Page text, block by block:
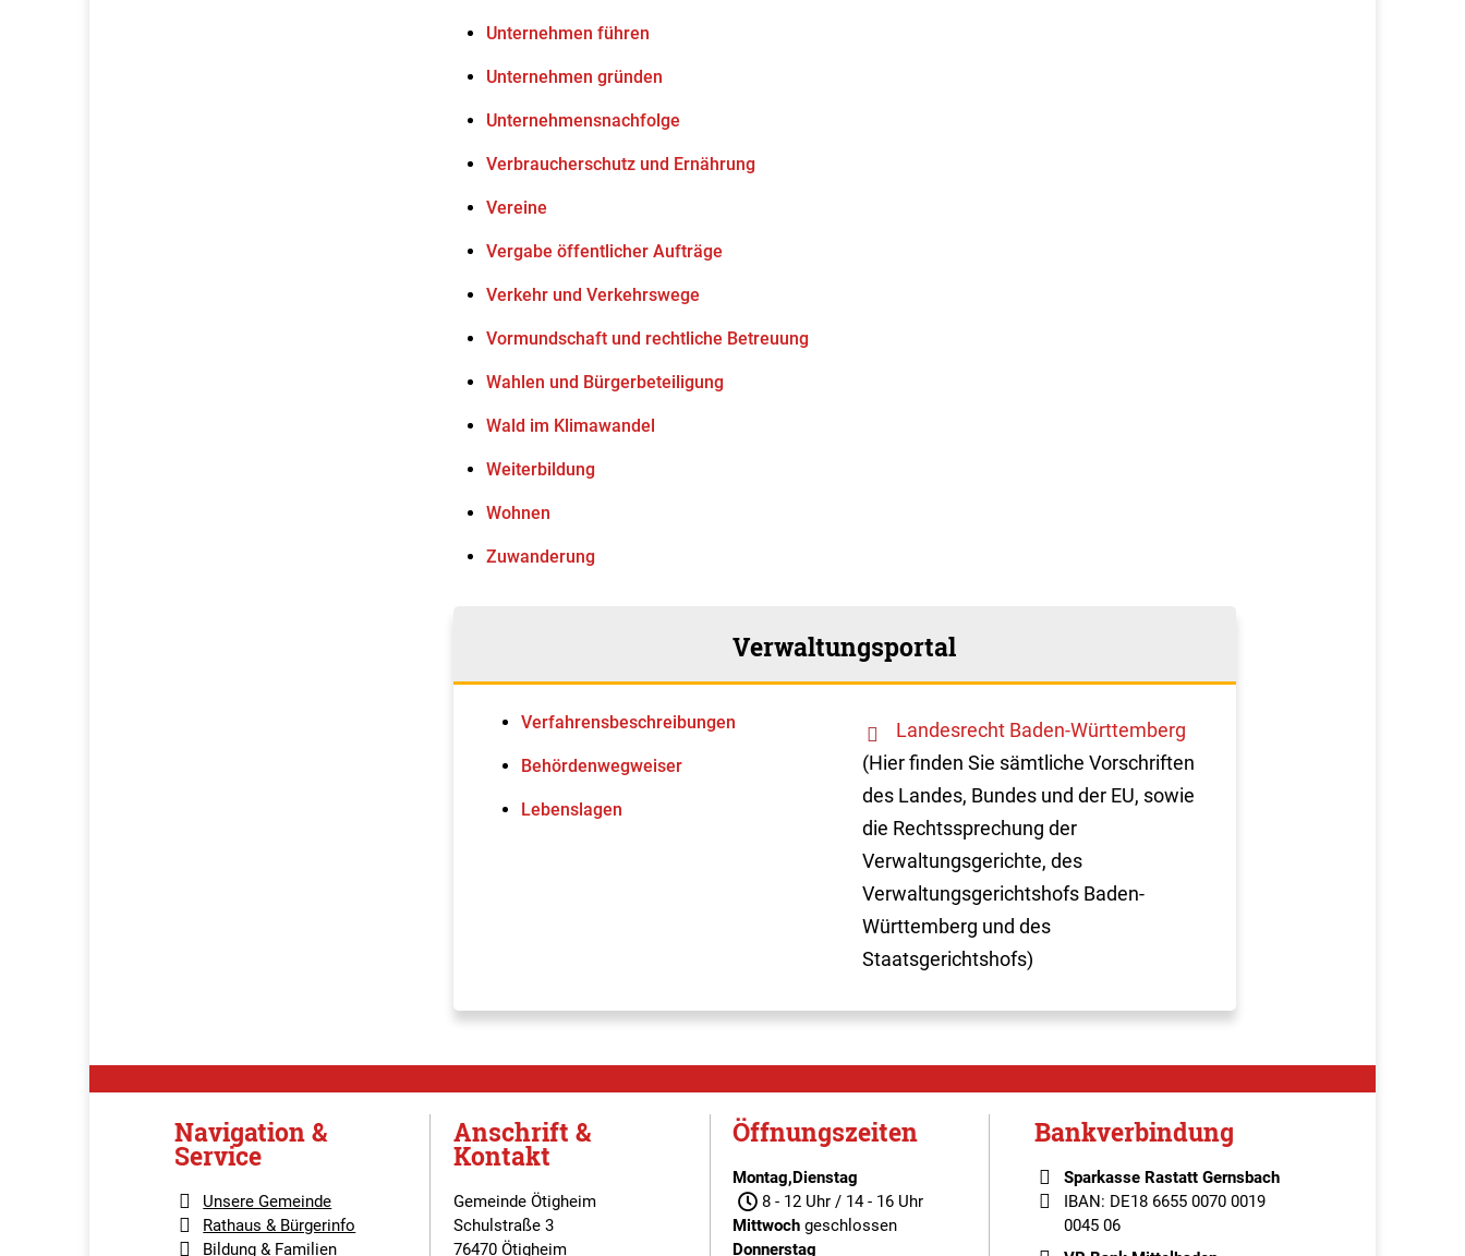
Unternehmen führen
Unternehmen gründen
Unternehmensnachfolge
Verbraucherschutz und Ernährung
Vereine
Vergabe öffentlicher Aufträge
Verkehr und Verkehrswege
Vormundschaft und rechtliche Betreuung
Wahlen und Bürgerbeteiligung
Wald im Klimawandel
Weiterbildung
Wohnen
Zuwanderung
Verwaltungsportal
Verfahrens­beschreibungen
Behördenwegweiser
Lebenslagen
Landesrecht Baden-Württemberg
(Hier finden Sie sämtliche Vorschriften
des Landes, Bundes und der EU, sowie
die Rechtssprechung der
Verwaltungsgerichte, des
Verwaltungsgerichtshofs Baden-
Württemberg und des
Staatsgerichtshofs)
Navigation &
Service
Unsere Gemeinde
Rathaus & Bürgerinfo
Bildung & Familien
Anschrift &
Kontakt
Gemeinde Ötigheim
Schulstraße 3
76470 Ötigheim
Öffnungszeiten
Montag,Dienstag
8 - 12 Uhr / 14 - 16 Uhr
Mittwoch geschlossen
Donnerstag
Bankverbindung
Sparkasse Rastatt Gernsbach
IBAN: DE18 6655 0070 0019
0045 06